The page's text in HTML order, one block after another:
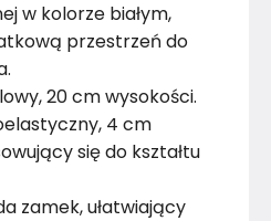
w kolorze białym,
przestrzeń do
20 cm wysokości.
4 cm
się do kształtu
zamek, ułatwiający